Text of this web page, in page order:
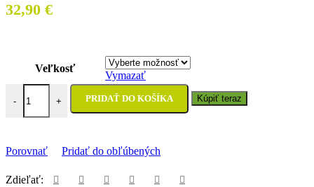
32,90 €
Veľkosť
Vymazať
-
množstvo Rukavice 100% Airmatic Navy/White/Fluo
+ PRIDAŤ DO KOŠÍKA Kúpiť teraz
Porovnať Pridať do obľúbených
Zdieľať: